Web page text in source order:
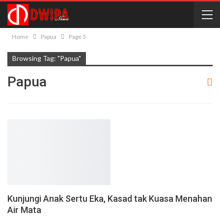
Home Papua Page 5
Browsing Tag: "Papua"
Papua
Kunjungi Anak Sertu Eka, Kasad tak Kuasa Menahan
Air Mata